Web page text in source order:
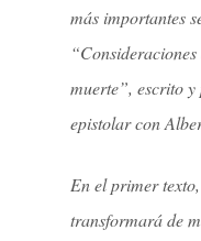
más importantes
muerte”, escrito
epistolar con
En el primer
transformará de